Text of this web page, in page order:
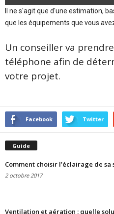
Il ne s'agit que d'une estimation,
que les équipements que vous
Un conseiller va
téléphone afin de
votre projet.
Facebook Twitter
Guide
Comment choisir l’éclairage de sa
2 octobre 2017
Ventilation et aération : quelle